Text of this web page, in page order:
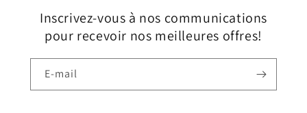
Inscrivez-vous à nos communications
pour recevoir nos meilleures offres!
E-mail